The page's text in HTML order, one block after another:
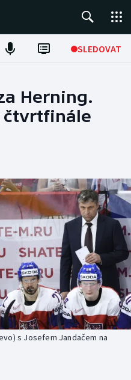
SLEDOVAT
Herning.
čtvrtfinále
s Josefem Jandačem na